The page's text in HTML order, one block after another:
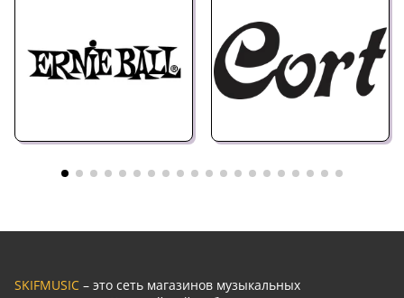
SKIFMUSIC – это сеть магазинов музыкальных